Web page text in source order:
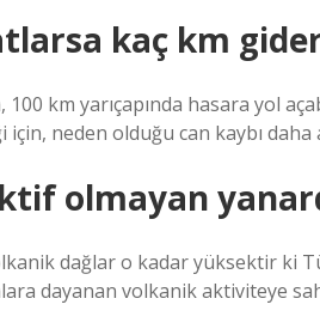
kaç km
100 km yarıçapında hasara yol
neden olduğu can kaybı daha
olmayan
dağlar o kadar yüksektir ki
dayanan volkanik aktiviteye